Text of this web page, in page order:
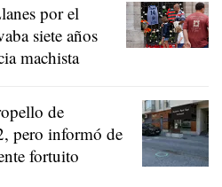
por el
siete años
machista
de
pero informó de
fortuito